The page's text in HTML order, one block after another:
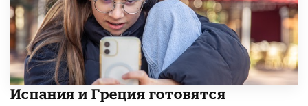
Испания и Греция готовятся